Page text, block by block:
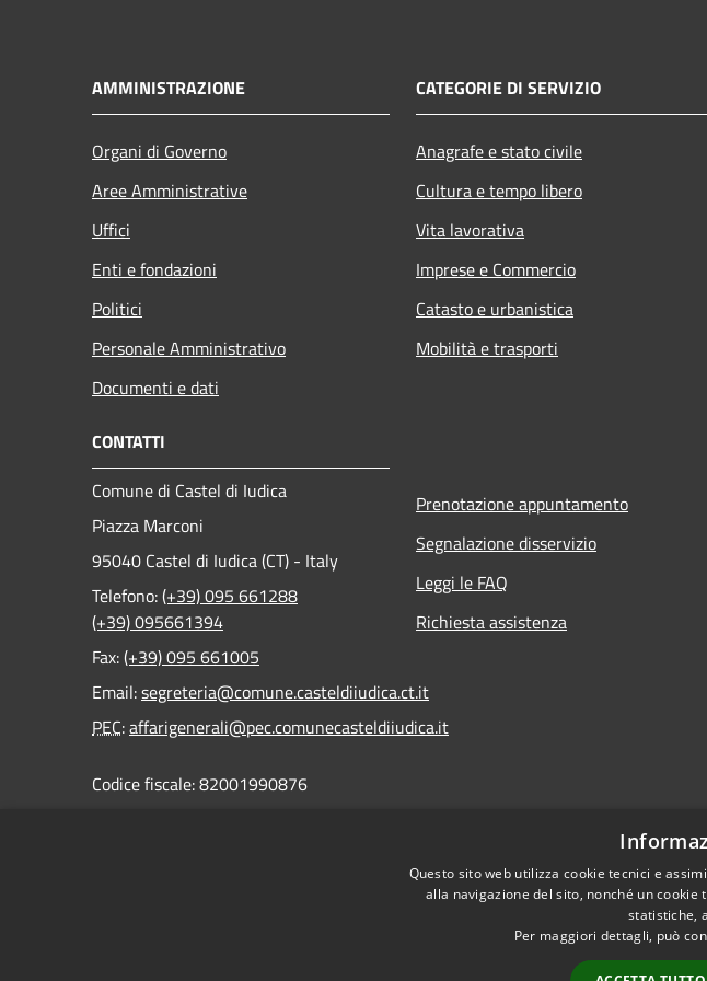
AMMINISTRAZIONE
Organi di Governo
Aree Amministrative
Uffici
Enti e fondazioni
Politici
Personale Amministrativo
Documenti e dati
CATEGORIE DI SERVIZIO
Anagrafe e stato civile
Cultura e tempo libero
Vita lavorativa
Imprese e Commercio
Catasto e urbanistica
Mobilità e trasporti
CONTATTI
Comune di Castel di Iudica
Piazza Marconi
95040 Castel di Iudica (CT) - Italy
Telefono:(+39) 095 661288
(+39) 095661394
Fax:(+39) 095 661005
Email:segreteria@comune.casteldiiudica.ct.it
PEC:affarigenerali@pec.comunecasteldiiudica.it
Codice fiscale: 82001990876
Prenotazione appuntamento
Segnalazione disservizio
Leggi le FAQ
Richiesta assistenza
Questo sito web utilizza cookie tecnici e
alla navigazione del sito, nonché un
statistiche,
Per maggiori dettagli, può